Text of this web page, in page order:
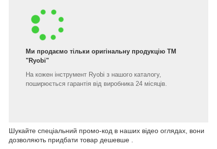
Ми продаємо тільки оригінальну продукцію ТМ
"Ryobi"
На кожен інструмент Ryobi з нашого каталогу,
поширюється гарантія від виробника 24 місяців.
Шукайте спеціальний промо-код в наших відео оглядах, вони
дозволяють придбати товар дешевше .